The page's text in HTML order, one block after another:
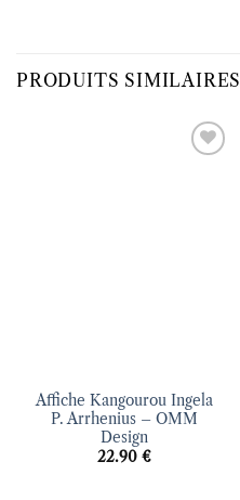
PRODUITS SIMILAIRES
Affiche Kangourou Ingela
P. Arrhenius – OMM
Design
22.90 €